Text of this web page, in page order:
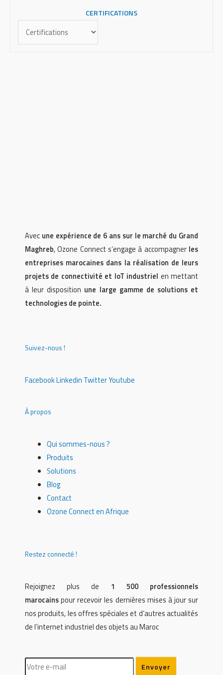
CERTIFICATIONS
Avec une expérience de 6 ans sur le marché du Grand
Maghreb, Ozone Connect s’engage à accompagner les
entreprises marocaines dans la réalisation de leurs
projets de connectivité et IoT industriel en mettant
à leur disposition une large gamme de solutions et
technologies de pointe.
Suivez-nous !
FacebookLinkedin TwitterYoutube
À propos
Qui sommes-nous ?
Produits
Solutions
Blog
Contact
Ozone Connect en Afrique
Restez connecté !
Rejoignez plus de 1 500 professionnels
marocainspour recevoir les dernières mises à jour sur
nos produits, les offres spéciales et d’autres actualités
de l’internet industriel des objets au Maroc